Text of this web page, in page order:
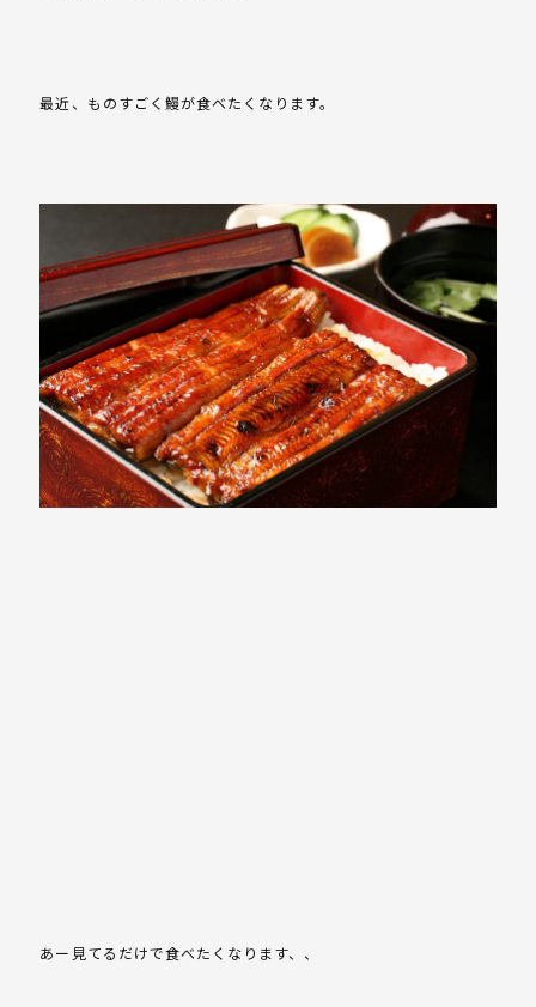
最近、ものすごく鰻が食べたくなります。
あー見てるだけで食べたくなります、、